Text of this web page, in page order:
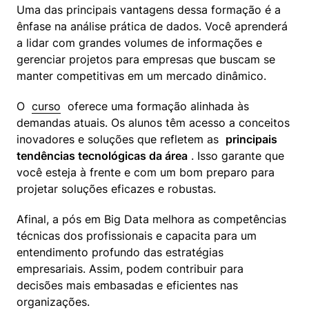
Uma das principais vantagens dessa formação é a
ênfase na análise prática de dados. Você aprenderá
a lidar com grandes volumes de informações e
gerenciar projetos para empresas que buscam se
manter competitivas em um mercado dinâmico.
O curso
  oferece uma formação alinhada às
demandas atuais. Os alunos têm acesso a conceitos
inovadores e soluções que refletem as principais
tendências tecnológicas da área . Isso garante que
você esteja à frente e com um bom preparo para
projetar soluções eficazes e robustas.
Afinal, a pós em Big Data melhora as competências
técnicas dos profissionais e capacita para um
entendimento profundo das estratégias
empresariais. Assim, podem contribuir para
decisões mais embasadas e eficientes nas
organizações.